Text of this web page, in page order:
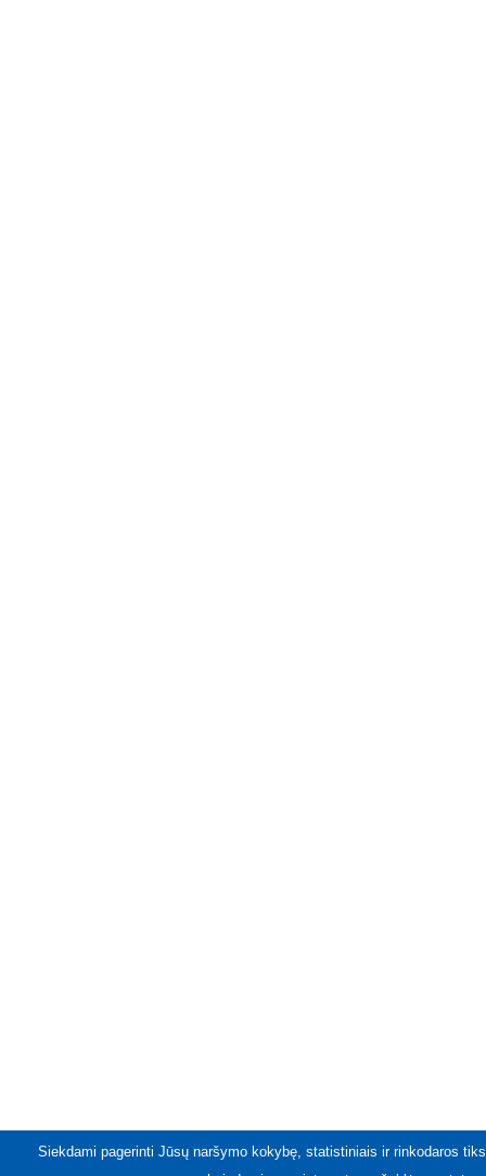
Siekdami pagerinti Jūsų naršymo kokybę, statistiniais ir rinkodaros